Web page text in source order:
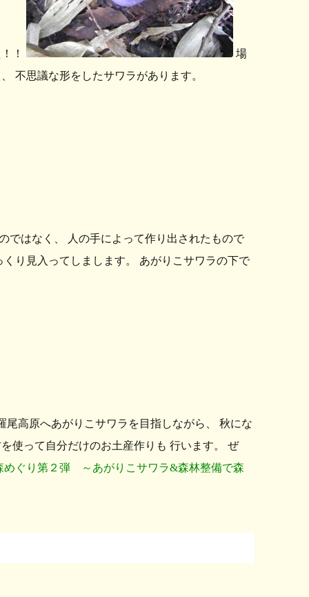
！
場
不思議な形をしたサワラがあります。
ではなく、 人の手によって作り出されたもので
り見入ってしまします。 あがりこサワラの下で
高原へあがりこサワラを目指しながら、 秋にな
使って自分だけのお土産作りも 行います。 ぜ
めぐり第２弾 ～あがりこサワラ&森林整備で森